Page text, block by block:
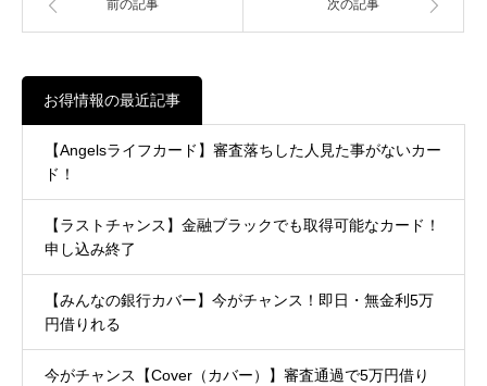
前の記事 次の記事
お得情報の最近記事
【Angelsライフカード】審査落ちした人見た事がないカー
ド！
【ラストチャンス】金融ブラックでも取得可能なカード！
申し込み終了
【みんなの銀行カバー】今がチャンス！即日・無金利5万
円借りれる
今がチャンス【Cover（カバー）】審査通過で5万円借り